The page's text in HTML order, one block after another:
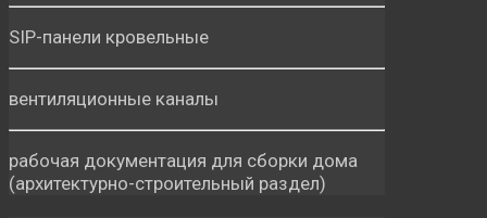
SIP-панели кровельные
вентиляционные каналы
рабочая документация для сборки дома
(архитектурно-строительный раздел)